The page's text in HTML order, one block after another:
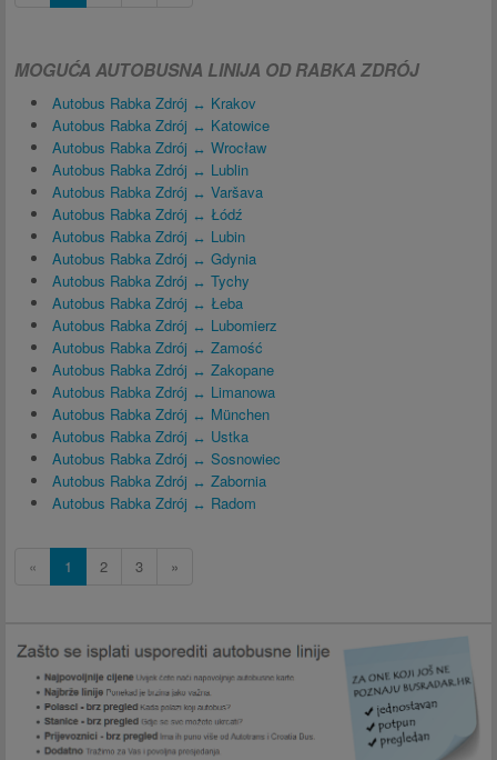
MOGUĆA AUTOBUSNA LINIJA OD RABKA ZDRÓJ
Autobus Rabka Zdrój ↔ Krakov
Autobus Rabka Zdrój ↔ Katowice
Autobus Rabka Zdrój ↔ Wrocław
Autobus Rabka Zdrój ↔ Lublin
Autobus Rabka Zdrój ↔ Varšava
Autobus Rabka Zdrój ↔ Łódź
Autobus Rabka Zdrój ↔ Lubin
Autobus Rabka Zdrój ↔ Gdynia
Autobus Rabka Zdrój ↔ Tychy
Autobus Rabka Zdrój ↔ Łeba
Autobus Rabka Zdrój ↔ Lubomierz
Autobus Rabka Zdrój ↔ Zamość
Autobus Rabka Zdrój ↔ Zakopane
Autobus Rabka Zdrój ↔ Limanowa
Autobus Rabka Zdrój ↔ München
Autobus Rabka Zdrój ↔ Ustka
Autobus Rabka Zdrój ↔ Sosnowiec
Autobus Rabka Zdrój ↔ Zabornia
Autobus Rabka Zdrój ↔ Radom
« 1 2 3 »